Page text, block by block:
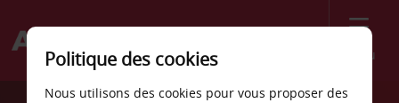
Menu
Welcome
Politique des cookies
Nous utilisons des cookies pour vous proposer des